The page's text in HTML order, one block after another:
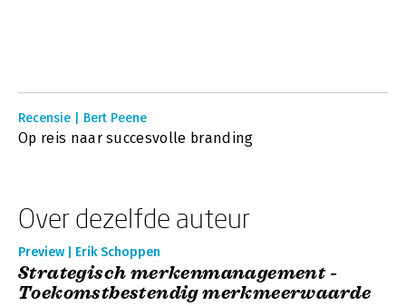
Recensie | Bert Peene
Op reis naar succesvolle branding
Over dezelfde auteur
Preview | Erik Schoppen
Strategisch merkenmanagement -
Toekomstbestendig merkmeerwaarde